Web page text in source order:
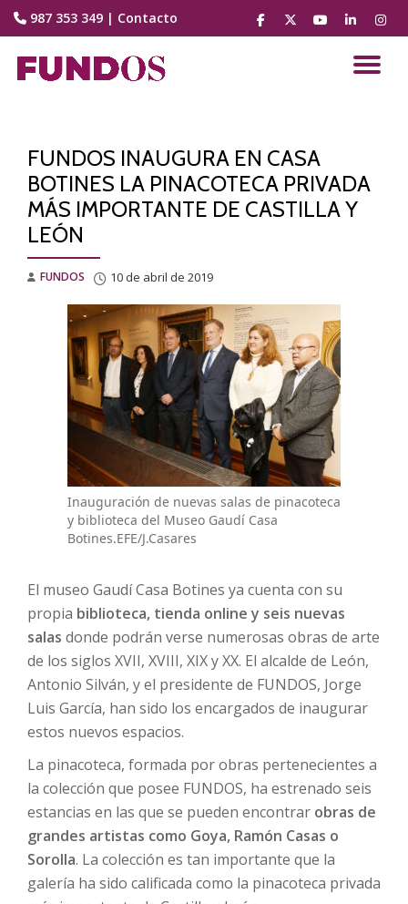
contenido
987 353 349 | Contacto
fa-
facebook
fa-
brands
fa-
youtube-
fa-
linkedin
fa-
FUNDOS INAUGURA EN CASA
BOTINES LA PINACOTECA PRIVADA
MÁS IMPORTANTE DE CASTILLA Y
LEÓN
FUNDOS 10 de abril de 2019
Inauguración de nuevas salas de pinacoteca
y biblioteca del Museo Gaudí Casa
Botines.EFE/J.Casares
El museo Gaudí Casa Botines ya cuenta con su
propia biblioteca, tienda online y seis nuevas
salas donde podrán verse numerosas obras de arte
de los siglos XVII, XVIII, XIX y XX. El alcalde de León,
Antonio Silván, y el presidente de FUNDOS, Jorge
Luis García, han sido los encargados de inaugurar
estos nuevos espacios.
La pinacoteca, formada por obras pertenecientes a
la colección que posee FUNDOS, ha estrenado seis
estancias en las que se pueden encontrar obras de
grandes artistas como Goya, Ramón Casas o
Sorolla. La colección es tan importante que la
galería ha sido calificada como la pinacoteca privada